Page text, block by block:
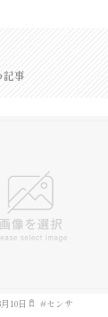
記事
10日 #センサ